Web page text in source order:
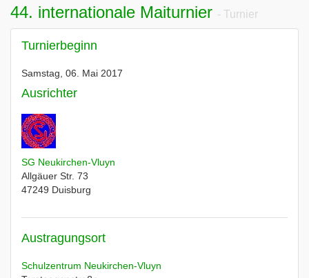
44. internationale Maiturnier - Turnier
Turnierbeginn
Samstag, 06. Mai 2017
Ausrichter
SG Neukirchen-Vluyn
Allgäuer Str. 73
47249 Duisburg
Austragungsort
Schulzentrum Neukirchen-Vluyn